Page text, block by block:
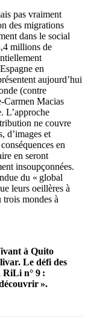
pas vraiment
des migrations
dans le social
millions de
en
aujourd’hui
(contre
Carmen Macias
L’approche
ne couvre
d’images et
en
en seront
insoupçonnées.
du « global
leurs oeillères à
trois mondes à
à Quito
Le défi des
RiLi n° 9 :
».